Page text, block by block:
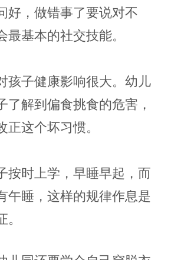
好，做错事了要说对不
最基本的社交技能。
孩子健康影响很大。幼儿
了解到偏食挑食的危害，
正这个坏习惯。
按时上学，早睡早起，而
午睡，这样的规律作息是